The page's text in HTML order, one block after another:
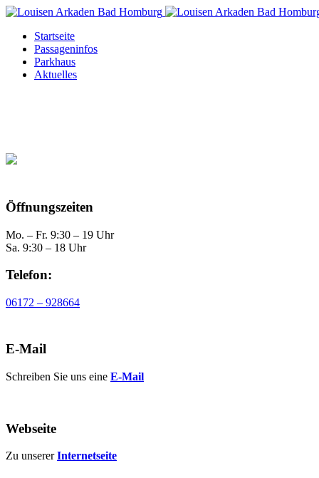
Startseite
Passageninfos
Parkhaus
Aktuelles
Öffnungszeiten
Mo. – Fr. 9:30 – 19 Uhr
Sa. 9:30 – 18 Uhr
Telefon:
06172 – 928664
E-Mail
Schreiben Sie uns eine E-Mail
Webseite
Zu unsererInternetseite